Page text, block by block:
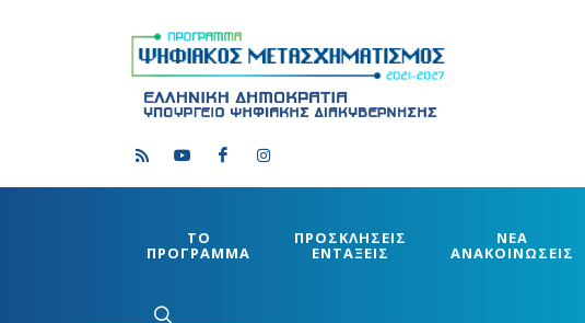
ΤΟ
ΠΡΟΓΡΑΜΜΑ
ΠΡΟΣΚΛΗΣΕΙΣ
ΕΝΤΑΞΕΙΣ
ΝΕΑ
ΑΝΑΚΟΙΝΩΣΕΙΣ